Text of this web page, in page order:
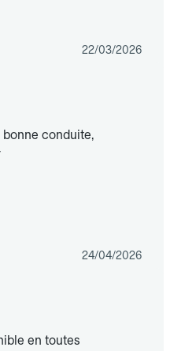
22/03/2026
conduite,
24/04/2026
en toutes